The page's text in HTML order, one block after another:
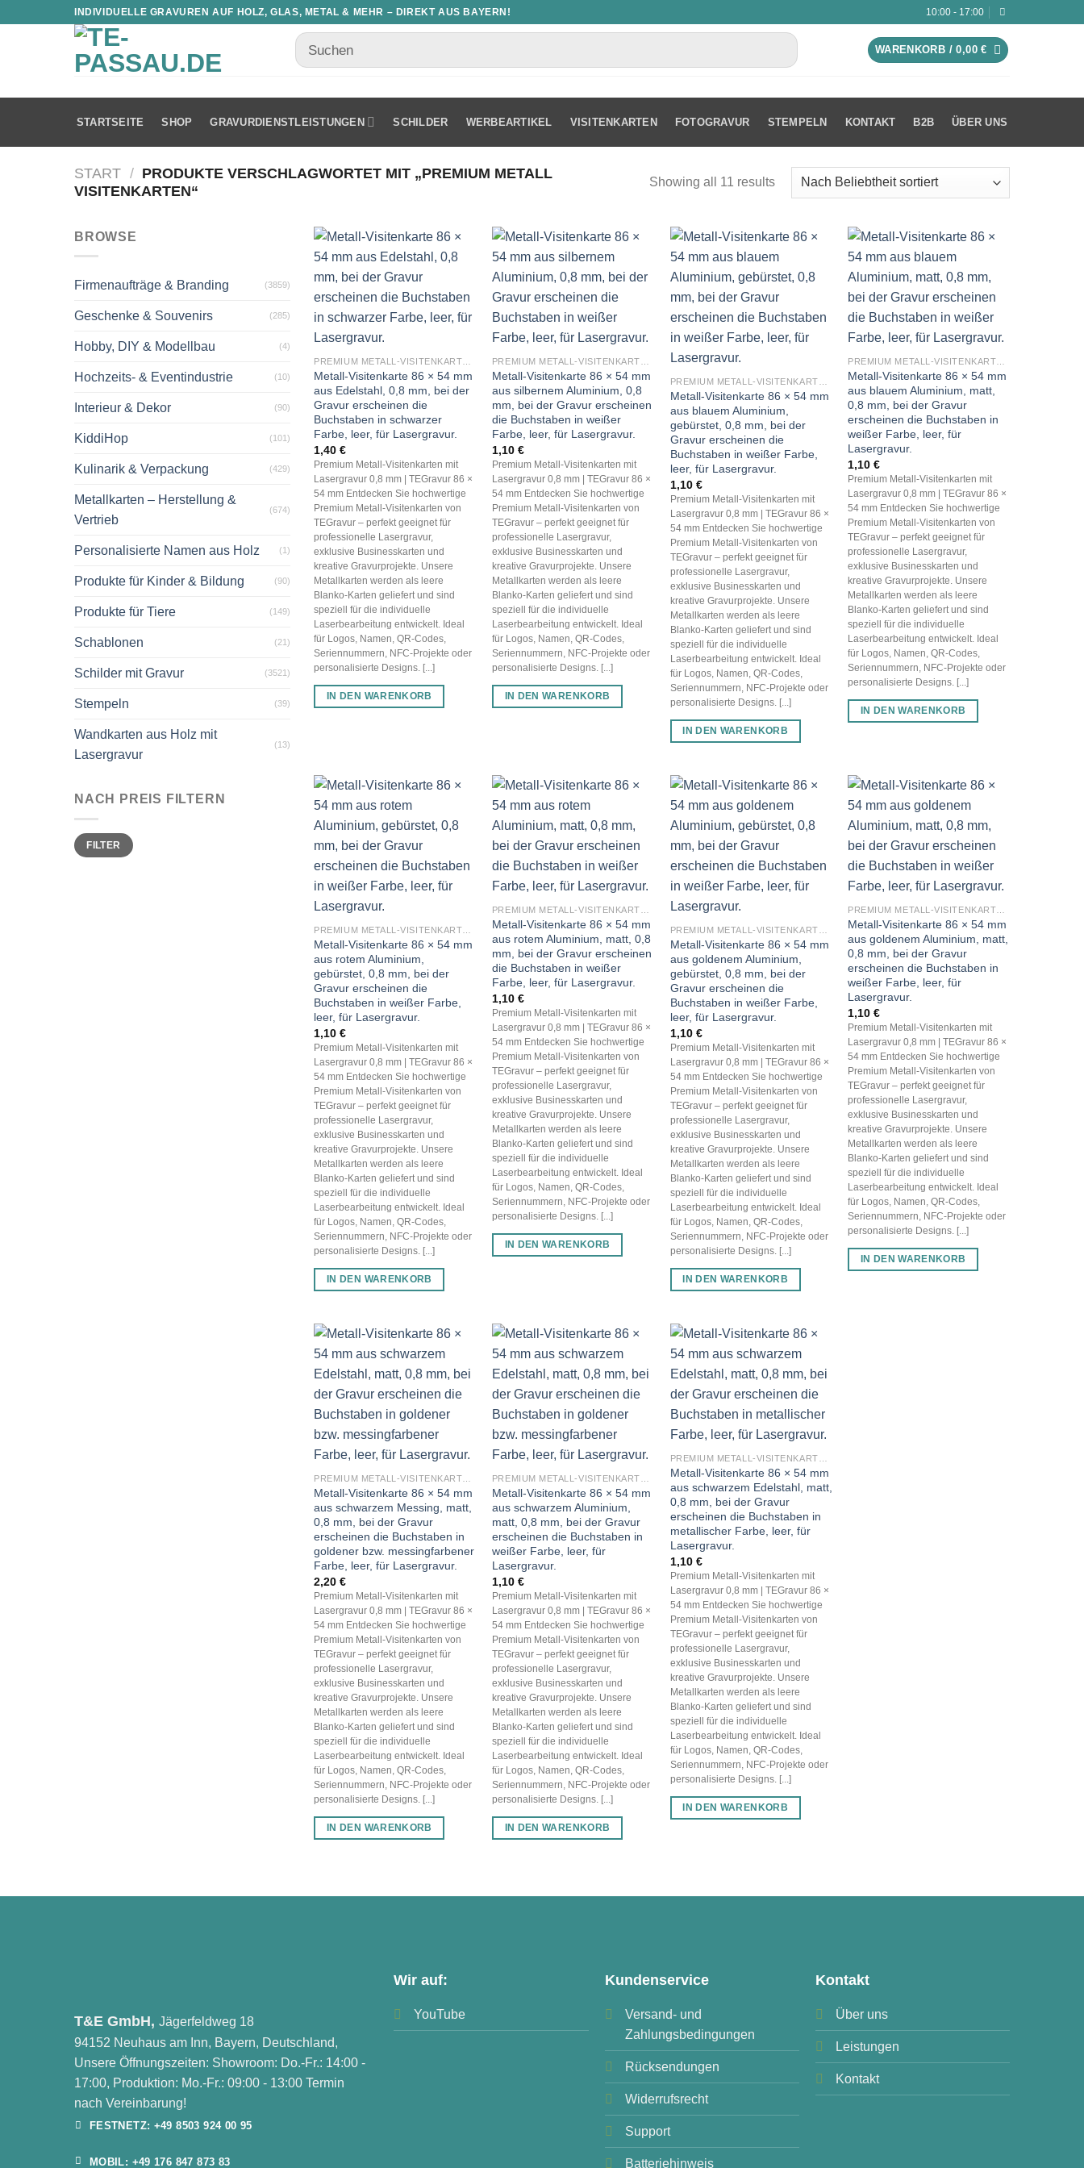
INDIVIDUELLE GRAVUREN AUF HOLZ, GLAS, METAL & MEHR – DIREKT AUS BAYERN! 10:00 - 17:00
WARENKORB /0,00€
STARTSEITE SHOP GRAVURDIENSTLEISTUNGEN SCHILDER WERBEARTIKEL VISITENKARTEN FOTOGRAVUR STEMPELN KONTAKT B2B ÜBER UNS
START / PRODUKTE VERSCHLAGWORTET MIT „PREMIUM METALL
VISITENKARTEN“
Showing all 11 results
BROWSE
Firmenaufträge & Branding (3859)
Geschenke & Souvenirs (285)
Hobby, DIY & Modellbau (4)
Hochzeits- & Eventindustrie (10)
Interieur & Dekor (90)
KiddiHop (101)
Kulinarik & Verpackung (429)
Metallkarten – Herstellung &
Vertrieb
(674)
Personalisierte Namen aus Holz (1)
Produkte für Kinder & Bildung (90)
Produkte für Tiere (149)
Schablonen (21)
Schilder mit Gravur (3521)
Stempeln (39)
Wandkarten aus Holz mit
Lasergravur
(13)
NACH PREIS FILTERN
Min.
Preis
Max.
PreisFILTER
Metall-Visitenkarte 86 × 54 mm
aus Edelstahl, 0,8 mm, bei der
Gravur erscheinen die
Buchstaben in schwarzer
Farbe, leer, für Lasergravur.
1,40€
Premium Metall-Visitenkarten mit
Lasergravur 0,8 mm | TEGravur 86 ×
54 mm Entdecken Sie hochwertige
Premium Metall-Visitenkarten von
TEGravur – perfekt geeignet für
professionelle Lasergravur,
exklusive Businesskarten und
kreative Gravurprojekte. Unsere
Metallkarten werden als leere
Blanko-Karten geliefert und sind
speziell für die individuelle
Laserbearbeitung entwickelt. Ideal
für Logos, Namen, QR-Codes,
Seriennummern, NFC-Projekte oder
personalisierte Designs. [...]
IN DEN WARENKORB
Metall-Visitenkarte 86 × 54 mm
aus silbernem Aluminium, 0,8
mm, bei der Gravur erscheinen
die Buchstaben in weißer
Farbe, leer, für Lasergravur.
1,10 €
Premium Metall-Visitenkarten mit
Lasergravur 0,8 mm | TEGravur 86 ×
54 mm Entdecken Sie hochwertige
Premium Metall-Visitenkarten von
TEGravur – perfekt geeignet für
professionelle Lasergravur,
exklusive Businesskarten und
kreative Gravurprojekte. Unsere
Metallkarten werden als leere
Blanko-Karten geliefert und sind
speziell für die individuelle
Laserbearbeitung entwickelt. Ideal
für Logos, Namen, QR-Codes,
Seriennummern, NFC-Projekte oder
personalisierte Designs. [...]
IN DEN WARENKORB
Metall-Visitenkarte 86 × 54 mm
aus blauem Aluminium,
gebürstet, 0,8 mm, bei der
Gravur erscheinen die
Buchstaben in weißer Farbe,
leer, für Lasergravur.
1,10 €
Premium Metall-Visitenkarten mit
Lasergravur 0,8 mm | TEGravur 86 ×
54 mm Entdecken Sie hochwertige
Premium Metall-Visitenkarten von
TEGravur – perfekt geeignet für
professionelle Lasergravur,
exklusive Businesskarten und
kreative Gravurprojekte. Unsere
Metallkarten werden als leere
Blanko-Karten geliefert und sind
speziell für die individuelle
Laserbearbeitung entwickelt. Ideal
für Logos, Namen, QR-Codes,
Seriennummern, NFC-Projekte oder
personalisierte Designs. [...]
IN DEN WARENKORB
Metall-Visitenkarte 86 × 54 mm
aus blauem Aluminium, matt,
0,8 mm, bei der Gravur
erscheinen die Buchstaben in
weißer Farbe, leer, für
Lasergravur.
1,10€
Premium Metall-Visitenkarten mit
Lasergravur 0,8 mm | TEGravur 86 ×
54 mm Entdecken Sie hochwertige
Premium Metall-Visitenkarten von
TEGravur – perfekt geeignet für
professionelle Lasergravur,
exklusive Businesskarten und
kreative Gravurprojekte. Unsere
Metallkarten werden als leere
Blanko-Karten geliefert und sind
speziell für die individuelle
Laserbearbeitung entwickelt. Ideal
für Logos, Namen, QR-Codes,
Seriennummern, NFC-Projekte oder
personalisierte Designs. [...]
IN DEN WARENKORB
Metall-Visitenkarte 86 × 54 mm
aus rotem Aluminium,
gebürstet, 0,8 mm, bei der
Gravur erscheinen die
Buchstaben in weißer Farbe,
leer, für Lasergravur.
1,10€
Premium Metall-Visitenkarten mit
Lasergravur 0,8 mm | TEGravur 86 ×
54 mm Entdecken Sie hochwertige
Premium Metall-Visitenkarten von
TEGravur – perfekt geeignet für
professionelle Lasergravur,
exklusive Businesskarten und
kreative Gravurprojekte. Unsere
Metallkarten werden als leere
Blanko-Karten geliefert und sind
speziell für die individuelle
Laserbearbeitung entwickelt. Ideal
für Logos, Namen, QR-Codes,
Seriennummern, NFC-Projekte oder
personalisierte Designs. [...]
IN DEN WARENKORB
Metall-Visitenkarte 86 × 54 mm
aus rotem Aluminium, matt, 0,8
mm, bei der Gravur erscheinen
die Buchstaben in weißer
Farbe, leer, für Lasergravur.
1,10 €
Premium Metall-Visitenkarten mit
Lasergravur 0,8 mm | TEGravur 86 ×
54 mm Entdecken Sie hochwertige
Premium Metall-Visitenkarten von
TEGravur – perfekt geeignet für
professionelle Lasergravur,
exklusive Businesskarten und
kreative Gravurprojekte. Unsere
Metallkarten werden als leere
Blanko-Karten geliefert und sind
speziell für die individuelle
Laserbearbeitung entwickelt. Ideal
für Logos, Namen, QR-Codes,
Seriennummern, NFC-Projekte oder
personalisierte Designs. [...]
IN DEN WARENKORB
Metall-Visitenkarte 86 × 54 mm
aus goldenem Aluminium,
gebürstet, 0,8 mm, bei der
Gravur erscheinen die
Buchstaben in weißer Farbe,
leer, für Lasergravur.
1,10 €
Premium Metall-Visitenkarten mit
Lasergravur 0,8 mm | TEGravur 86 ×
54 mm Entdecken Sie hochwertige
Premium Metall-Visitenkarten von
TEGravur – perfekt geeignet für
professionelle Lasergravur,
exklusive Businesskarten und
kreative Gravurprojekte. Unsere
Metallkarten werden als leere
Blanko-Karten geliefert und sind
speziell für die individuelle
Laserbearbeitung entwickelt. Ideal
für Logos, Namen, QR-Codes,
Seriennummern, NFC-Projekte oder
personalisierte Designs. [...]
IN DEN WARENKORB
Metall-Visitenkarte 86 × 54 mm
aus goldenem Aluminium, matt,
0,8 mm, bei der Gravur
erscheinen die Buchstaben in
weißer Farbe, leer, für
Lasergravur.
1,10€
Premium Metall-Visitenkarten mit
Lasergravur 0,8 mm | TEGravur 86 ×
54 mm Entdecken Sie hochwertige
Premium Metall-Visitenkarten von
TEGravur – perfekt geeignet für
professionelle Lasergravur,
exklusive Businesskarten und
kreative Gravurprojekte. Unsere
Metallkarten werden als leere
Blanko-Karten geliefert und sind
speziell für die individuelle
Laserbearbeitung entwickelt. Ideal
für Logos, Namen, QR-Codes,
Seriennummern, NFC-Projekte oder
personalisierte Designs. [...]
IN DEN WARENKORB
Metall-Visitenkarte 86 × 54 mm
aus schwarzem Messing, matt,
0,8 mm, bei der Gravur
erscheinen die Buchstaben in
goldener bzw. messingfarbener
Farbe, leer, für Lasergravur.
2,20€
Premium Metall-Visitenkarten mit
Lasergravur 0,8 mm | TEGravur 86 ×
54 mm Entdecken Sie hochwertige
Premium Metall-Visitenkarten von
TEGravur – perfekt geeignet für
professionelle Lasergravur,
exklusive Businesskarten und
kreative Gravurprojekte. Unsere
Metallkarten werden als leere
Blanko-Karten geliefert und sind
speziell für die individuelle
Laserbearbeitung entwickelt. Ideal
für Logos, Namen, QR-Codes,
Seriennummern, NFC-Projekte oder
personalisierte Designs. [...]
IN DEN WARENKORB
Metall-Visitenkarte 86 × 54 mm
aus schwarzem Aluminium,
matt, 0,8 mm, bei der Gravur
erscheinen die Buchstaben in
weißer Farbe, leer, für
Lasergravur.
1,10 €
Premium Metall-Visitenkarten mit
Lasergravur 0,8 mm | TEGravur 86 ×
54 mm Entdecken Sie hochwertige
Premium Metall-Visitenkarten von
TEGravur – perfekt geeignet für
professionelle Lasergravur,
exklusive Businesskarten und
kreative Gravurprojekte. Unsere
Metallkarten werden als leere
Blanko-Karten geliefert und sind
speziell für die individuelle
Laserbearbeitung entwickelt. Ideal
für Logos, Namen, QR-Codes,
Seriennummern, NFC-Projekte oder
personalisierte Designs. [...]
IN DEN WARENKORB
Metall-Visitenkarte 86 × 54 mm
aus schwarzem Edelstahl, matt,
0,8 mm, bei der Gravur
erscheinen die Buchstaben in
metallischer Farbe, leer, für
Lasergravur.
1,10 €
Premium Metall-Visitenkarten mit
Lasergravur 0,8 mm | TEGravur 86 ×
54 mm Entdecken Sie hochwertige
Premium Metall-Visitenkarten von
TEGravur – perfekt geeignet für
professionelle Lasergravur,
exklusive Businesskarten und
kreative Gravurprojekte. Unsere
Metallkarten werden als leere
Blanko-Karten geliefert und sind
speziell für die individuelle
Laserbearbeitung entwickelt. Ideal
für Logos, Namen, QR-Codes,
Seriennummern, NFC-Projekte oder
personalisierte Designs. [...]
IN DEN WARENKORB
T&E GmbH, Jägerfeldweg 18
94152 Neuhaus am Inn, Bayern, Deutschland,
Unsere Öffnungszeiten: Showroom: Do.-Fr.: 14:00 -
17:00, Produktion: Mo.-Fr.: 09:00 - 13:00 Termin
nach Vereinbarung!
FESTNETZ: +49 8503 924 00 95
MOBIL: +49 176 847 873 83
Wir auf:
YouTube
Kundenservice
Versand- und
Zahlungsbedingungen
Rücksendungen
Widerrufsrecht
Support
Batteriehinweis
Kontakt
Über uns
Leistungen
Kontakt